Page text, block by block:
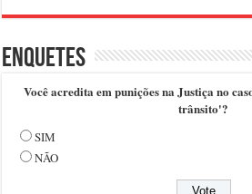
Enquetes
Você acredita em punições na Justiça no
trânsito'?
SIM
NÃO